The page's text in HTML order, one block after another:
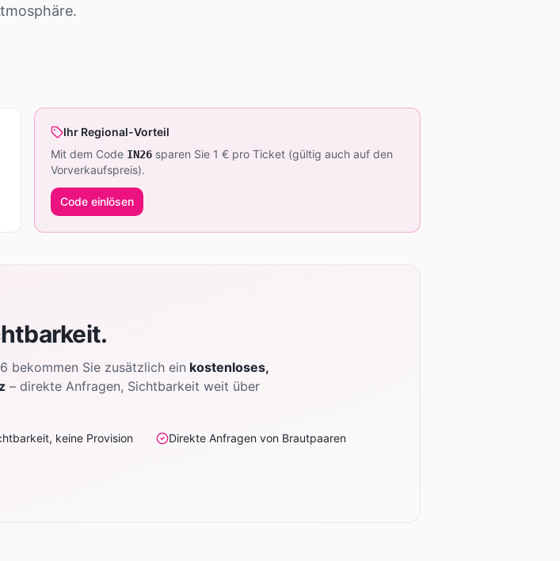
Ihr Regional-Vorteil
Mit dem Code IN26 sparen Sie 1 € pro Ticket (gültig auch auf den
Vorverkaufspreis).
Code einlösen
bekommen Sie zusätzlich ein kostenloses,
– direkte Anfragen, Sichtbarkeit weit über
keine Provision Direkte Anfragen von Brautpaaren